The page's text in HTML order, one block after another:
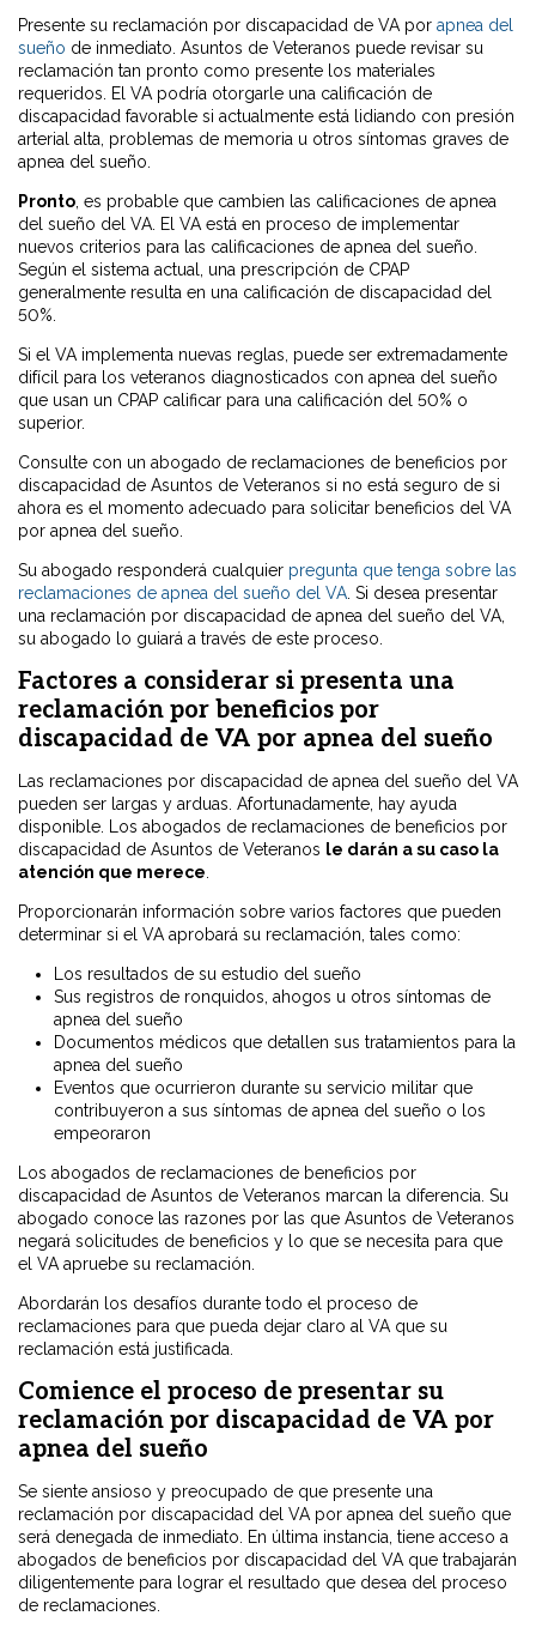
Presente su reclamación por discapacidad de VA por apnea del
sueño de inmediato. Asuntos de Veteranos puede revisar su
reclamación tan pronto como presente los materiales
requeridos. El VA podría otorgarle una calificación de
discapacidad favorable si actualmente está lidiando con presión
arterial alta, problemas de memoria u otros síntomas graves de
apnea del sueño.
Pronto, es probable que cambien las calificaciones de apnea
del sueño del VA. El VA está en proceso de implementar
nuevos criterios para las calificaciones de apnea del sueño.
Según el sistema actual, una prescripción de CPAP
generalmente resulta en una calificación de discapacidad del
50%.
Si el VA implementa nuevas reglas, puede ser extremadamente
difícil para los veteranos diagnosticados con apnea del sueño
que usan un CPAP calificar para una calificación del 50% o
superior.
Consulte con un abogado de reclamaciones de beneficios por
discapacidad de Asuntos de Veteranos si no está seguro de si
ahora es el momento adecuado para solicitar beneficios del VA
por apnea del sueño.
Su abogado responderá cualquier pregunta que tenga sobre las
reclamaciones de apnea del sueño del VA. Si desea presentar
una reclamación por discapacidad de apnea del sueño del VA,
su abogado lo guiará a través de este proceso.
Factores a considerar si presenta una
reclamación por beneficios por
discapacidad de VA por apnea del sueño
Las reclamaciones por discapacidad de apnea del sueño del VA
pueden ser largas y arduas. Afortunadamente, hay ayuda
disponible. Los abogados de reclamaciones de beneficios por
discapacidad de Asuntos de Veteranos le darán a su caso la
atención que merece.
Proporcionarán información sobre varios factores que pueden
determinar si el VA aprobará su reclamación, tales como:
Los resultados de su estudio del sueño
Sus registros de ronquidos, ahogos u otros síntomas de
apnea del sueño
Documentos médicos que detallen sus tratamientos para la
apnea del sueño
Eventos que ocurrieron durante su servicio militar que
contribuyeron a sus síntomas de apnea del sueño o los
empeoraron
Los abogados de reclamaciones de beneficios por
discapacidad de Asuntos de Veteranos marcan la diferencia. Su
abogado conoce las razones por las que Asuntos de Veteranos
negará solicitudes de beneficios y lo que se necesita para que
el VA apruebe su reclamación.
Abordarán los desafíos durante todo el proceso de
reclamaciones para que pueda dejar claro al VA que su
reclamación está justificada.
Comience el proceso de presentar su
reclamación por discapacidad de VA por
apnea del sueño
Se siente ansioso y preocupado de que presente una
reclamación por discapacidad del VA por apnea del sueño que
será denegada de inmediato. En última instancia, tiene acceso a
abogados de beneficios por discapacidad del VA que trabajarán
diligentemente para lograr el resultado que desea del proceso
de reclamaciones.